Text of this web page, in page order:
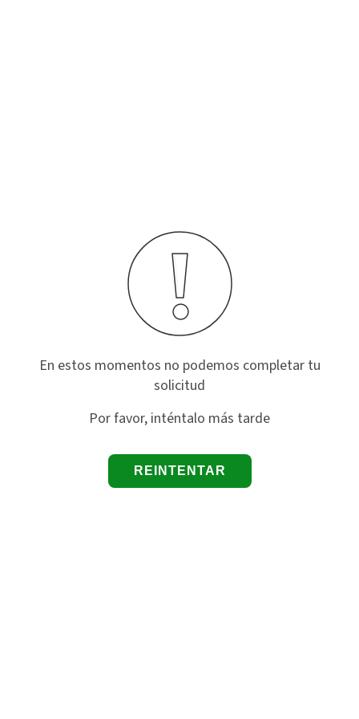
En estos momentos no podemos completar tu
solicitud
Por favor, inténtalo más tarde
REINTENTAR